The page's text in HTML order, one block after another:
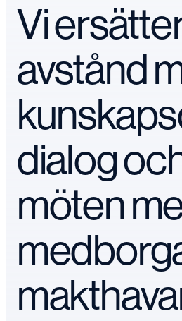
Vi
avstånd
dialog
möten